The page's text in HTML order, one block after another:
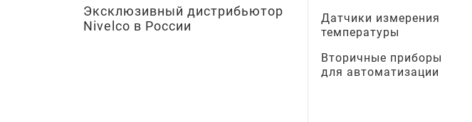
Эксклюзивный дистрибьютор
Nivelco в России
Датчики измерения
температуры
Вторичные приборы
для автоматизации